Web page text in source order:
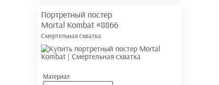
Портретный постер
Mortal Kombat #8866
Смертельная схватка
Материал